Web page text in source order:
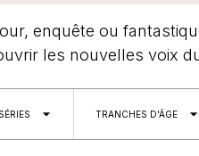
enquête ou
les nouvelles voix
SÉRIES arrow_drop_down TRANCHES D'ÂGE arrow_drop_down